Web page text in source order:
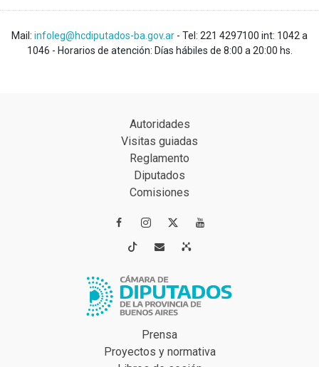
Mail: infoleg@hcdiputados-ba.gov.ar - Tel: 221 4297100 int: 1042 a
1046 - Horarios de atención: Días hábiles de 8:00 a 20:00 hs.
Autoridades
Visitas guiadas
Reglamento
Diputados
Comisiones
 
 
Prensa
Proyectos y normativa